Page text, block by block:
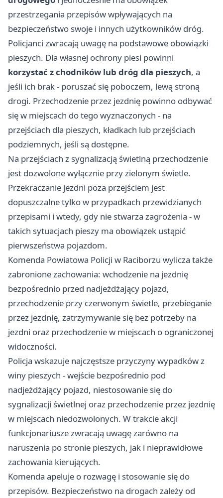
przestrzegania przepisów wpływających na
bezpieczeństwo swoje i innych użytkowników dróg.
Policjanci zwracają uwagę na podstawowe obowiązki
pieszych. Dla własnej ochrony piesi powinni
korzystać z chodników lub dróg dla pieszych, a
jeśli ich brak - poruszać się poboczem, lewą stroną
drogi. Przechodzenie przez jezdnię powinno odbywać
się w miejscach do tego wyznaczonych - na
przejściach dla pieszych, kładkach lub przejściach
podziemnych, jeśli są dostępne.
Na przejściach z sygnalizacją świetlną przechodzenie
jest dozwolone wyłącznie przy zielonym świetle.
Przekraczanie jezdni poza przejściem jest
dopuszczalne tylko w przypadkach przewidzianych
przepisami i wtedy, gdy nie stwarza zagrożenia - w
takich sytuacjach pieszy ma obowiązek ustąpić
pierwszeństwa pojazdom.
Komenda Powiatowa Policji w Raciborzu wylicza także
zabronione zachowania: wchodzenie na jezdnię
bezpośrednio przed nadjeżdżający pojazd,
przechodzenie przy czerwonym świetle, przebieganie
przez jezdnię, zatrzymywanie się bez potrzeby na
jezdni oraz przechodzenie w miejscach o ograniczonej
widoczności.
Policja wskazuje najczęstsze przyczyny wypadków z
winy pieszych - wejście bezpośrednio pod
nadjeżdżający pojazd, niestosowanie się do
sygnalizacji świetlnej oraz przechodzenie przez jezdnię
w miejscach niedozwolonych. W trakcie akcji
funkcjonariusze zwracają uwagę zarówno na
naruszenia po stronie pieszych, jak i nieprawidłowe
zachowania kierujących.
Komenda apeluje o rozwagę i stosowanie się do
przepisów. Bezpieczeństwo na drogach zależy od